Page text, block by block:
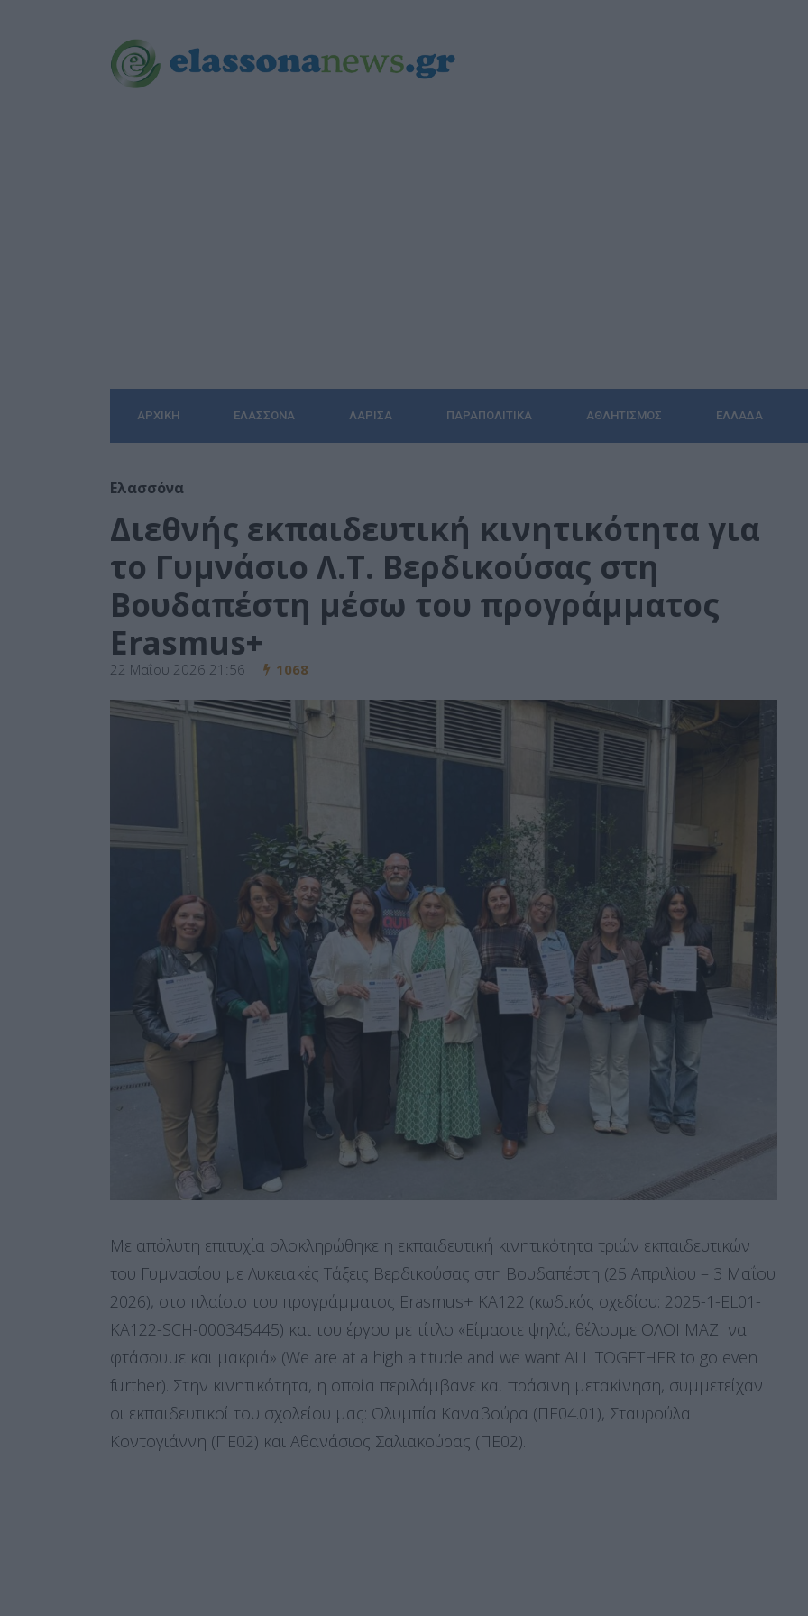
ΑΡΧΙΚΉ ΕΛΑΣΣΌΝΑ ΛΆΡΙΣΑ ΠΑΡΑΠΟΛΙΤΙΚΆ ΑΘΛΗΤΙΣΜΌΣ ΕΛΛΆΔΑ
Ελασσόνα
Διεθνής εκπαιδευτική κινητικότητα για
το Γυμνάσιο Λ.Τ. Βερδικούσας στη
Βουδαπέστη μέσω του προγράμματος
Erasmus+
22 Μαΐου 2026 21:56 1068
Με απόλυτη επιτυχία ολοκληρώθηκε η εκπαιδευτική κινητικότητα τριών εκπαιδευτικών
του Γυμνασίου με Λυκειακές Τάξεις Βερδικούσας στη Βουδαπέστη (25 Απριλίου – 3 Μαΐου
2026), στο πλαίσιο του προγράμματος Erasmus+ KA122 (κωδικός σχεδίου: 2025-1-EL01-
KA122-SCH-000345445) και του έργου με τίτλο «Είμαστε ψηλά, θέλουμε ΟΛΟΙ ΜΑΖΙ να
φτάσουμε και μακριά» (We are at a high altitude and we want ALL TOGETHER to go even
further). Στην κινητικότητα, η οποία περιλάμβανε και πράσινη μετακίνηση, συμμετείχαν
οι εκπαιδευτικοί του σχολείου μας: Ολυμπία Καναβούρα (ΠΕ04.01), Σταυρούλα
Κοντογιάννη (ΠΕ02) και Αθανάσιος Σαλιακούρας (ΠΕ02).